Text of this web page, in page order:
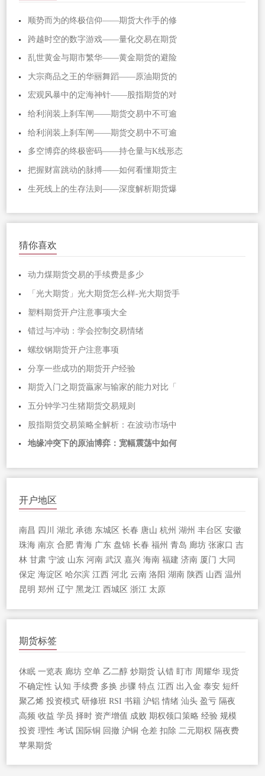
顺势而为的终极信仰——期货大作手的修
跨越时空的数字游戏——量化交易在期货
乱世黄金与期市繁华——黄金期货的避险
大宗商品之王的华丽舞蹈——原油期货的
宏观风暴中的定海神针——股指期货的对
给利润装上刹车闸——期货交易中不可逾
给利润装上刹车闸——期货交易中不可逾
多空博弈的终极密码——持仓量与K线形态
把握财富跳动的脉搏——如何看懂期货主
生死线上的生存法则——深度解析期货爆
猜你喜欢
动力煤期货交易的手续费是多少
「光大期货」光大期货怎么样-光大期货手
塑料期货开户注意事项大全
错过与冲动：学会控制交易情绪
螺纹钢期货开户注意事项
分享一些成功的期货开户经验
期货入门之期货贏家与输家的能力对比「
五分钟学习生猪期货交易规则
股指期货交易策略全解析：在波动市场中
地缘冲突下的原油博弈：宽幅震荡中如何
开户地区
南昌 四川 湖北 承德 东城区 长春 唐山 杭州 湖州 丰台区 安徽
珠海 南京 合肥 青海 广东 盘锦 长春 福州 青岛 廊坊 张家口 吉
林 甘肃 宁波 山东 河南 武汉 嘉兴 海南 福建 济南 厦门 大同
保定 海淀区 哈尔滨 江西 河北 云南 洛阳 湖南 陕西 山西 温州
昆明 郑州 辽宁 黑龙江 西城区 浙江 太原
期货标签
休眠 一览表 廊坊 空单 乙二醇 炒期货 认错 盯市 周耀华 现货
不确定性 认知 手续费 多换 步骤 特点 江西 出入金 泰安 短纤
聚乙烯 投资模式 研修班 RSI 书籍 沪铝 情绪 汕头 盈亏 隔夜
高频 收益 学员 择时 资产增值 成败 期权领口策略 经验 规模
投资 理性 考试 国际铜 回撤 沪铜 仓差 扣除 二元期权 隔夜费
苹果期货